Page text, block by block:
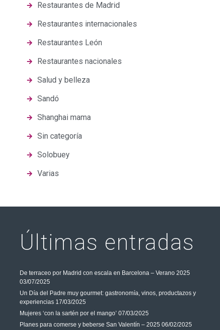
Restaurantes de Madrid
Restaurantes internacionales
Restaurantes León
Restaurantes nacionales
Salud y belleza
Sandó
Shanghai mama
Sin categoría
Solobuey
Varias
Últimas entradas
De terraceo por Madrid con escala en Barcelona – Verano 2025
03/07/2025
Un Día del Padre muy gourmet: gastronomía, vinos, productazos y
experiencias 17/03/2025
Mujeres ‘con la sartén por el mango’ 07/03/2025
Planes para comerse y beberse San Valentín – 2025 06/02/2025